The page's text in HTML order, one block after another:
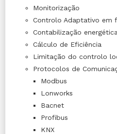
Monitorização
Controlo Adaptativo em
Contabilização energética
Cálculo de Eficiência
Limitação do controlo
Protocolos de
Modbus
Lonworks
Bacnet
Profibus
KNX